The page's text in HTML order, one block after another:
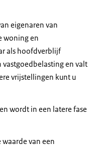
eigenaren van
woning en
als hoofdverblijf
en valt
vrijstellingen kunt u
wordt in een latere fase
van een